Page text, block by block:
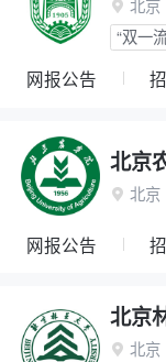
 北京
“双一
网报公告
北京
 北京
网报公告
北京
 北京